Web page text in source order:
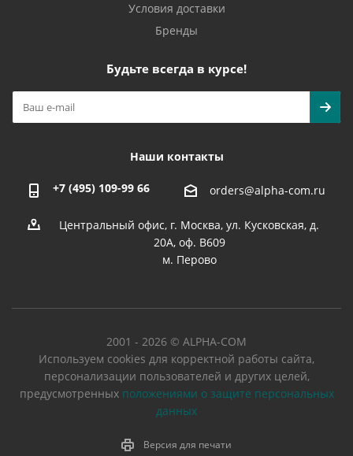
Условия доставки
Бренды
Будьте всегда в курсе!
Наши контакты
+7 (495) 109-99 66 orders@alpha-com.ru
Центральный офис, г. Москва, ул. Кусковская, д.
20А, оф. В609
м. Перово
2001 - 2026 © ALPHA-COM
Используем cookies для корректной работы сайта,
персонализации пользователей и других целей,
предусмотренных положениями о защите персональных
данных
Версия для печати